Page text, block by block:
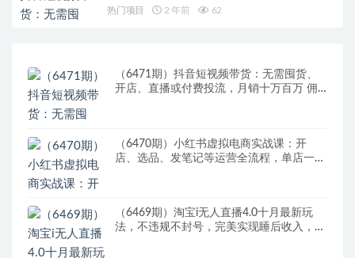
热门项目 2 年前 62
（6471期）抖音短视频带货：无需囤货、
开店、直播或付费投流，月销十万百万 佣
（6470期）小红书虚拟电商实战课：开
店、选品、发笔记等运营全流程，单店一天
（6469期）淘宝i无人直播4.0十月最新玩
法，不违规不封号，完美实现睡后收入，日